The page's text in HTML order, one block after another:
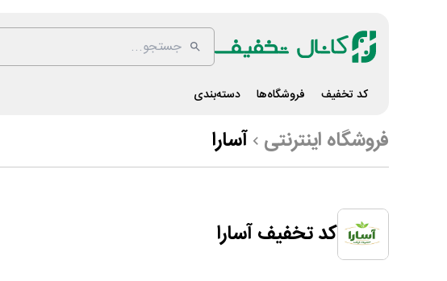
کد تخفیف فروشگاه‌ها دسته‌بندی
فروشگاه اینترنتی آسارا
کد تخفیف آسارا